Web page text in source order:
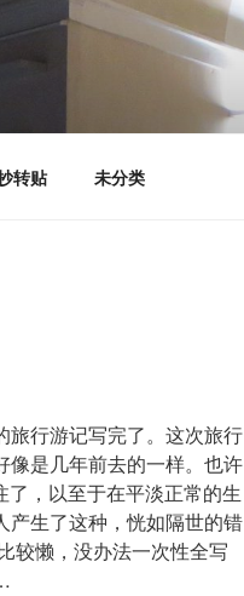
转贴 未分类
旅行游记写完了。这次旅行
像是几年前去的一样。也许
，以至于在平淡正常的生
产生了这种，恍如隔世的错
较懒，没办法一次性全写